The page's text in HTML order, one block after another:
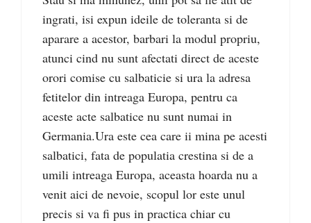
ingrati, isi expun ideile de toleranta si de
aparare a acestor, barbari la modul propriu,
atunci cind nu sunt afectati direct de aceste
orori comise cu salbaticie si ura la adresa
fetitelor din intreaga Europa, pentru ca
aceste acte salbatice nu sunt numai in
Germania.Ura este cea care ii mina pe acesti
salbatici, fata de populatia crestina si de a
umili intreaga Europa, aceasta hoarda nu a
venit aici de nevoie, scopul lor este unul
precis si va fi pus in practica chiar cu